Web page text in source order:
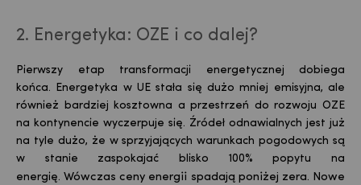
2. Energetyka: OZE i co dalej?
Pierwszy etap transformacji energetycznej dobiega
końca. Energetyka w UE stała się dużo mniej emisyjna, ale
również bardziej kosztowna a przestrzeń do rozwoju OZE
na kontynencie wyczerpuje się. Źródeł odnawialnych jest już
na tyle dużo, że w sprzyjających warunkach pogodowych są
w stanie zaspokajać blisko 100% popytu na
energię.Wówczas ceny energii spadają poniżej zera. Nowe